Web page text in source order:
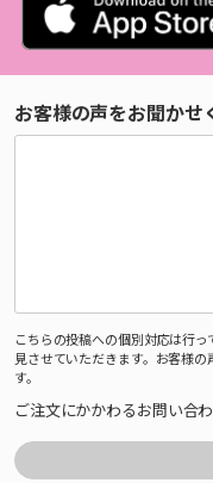
お客様の声をお聞かせ
こちらの投稿への個別対応は行
見させていただきます。お客様
す。
ご注文にかかわるお問い合